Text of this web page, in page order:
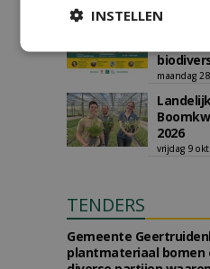
maandag
2026
vrijdag 9
TENDERS
Gemeente
plantmateriaal bomen
INSTELLEN